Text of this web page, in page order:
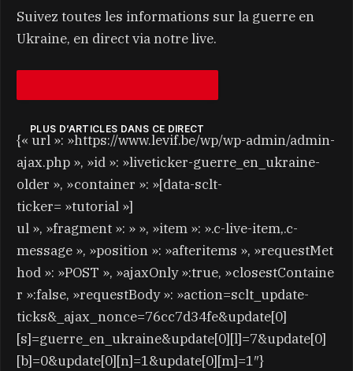
Suivez toutes les informations sur la guerre en
Ukraine, en direct via notre live.
PLUS D’ARTICLES DANS CE DIRECT
{« url »: »https://www.levif.be/wp/wp-admin/admin-
ajax.php », »id »: »liveticker-guerre_en_ukraine-
older », »container »: »[data-sclt-
ticker= »tutorial »]
ul », »fragment »: » », »item »: ».c-live-item,.c-
message », »position »: »afteritems », »requestMet
hod »: »POST », »ajaxOnly »:true, »closestContaine
r »:false, »requestBody »: »action=sclt_update-
ticks&_ajax_nonce=76cc7d34fe&update[0]
[s]=guerre_en_ukraine&update[0][l]=7&update[0]
[b]=0&update[0][n]=1&update[0][m]=1″}